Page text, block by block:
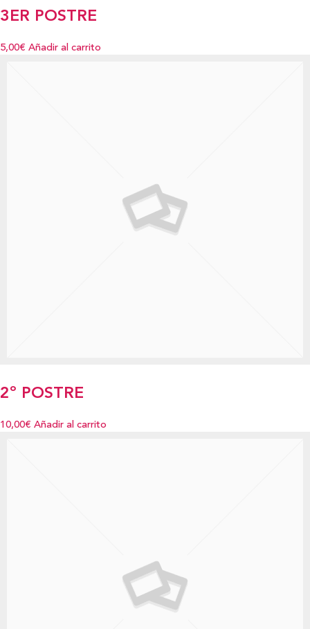
3ER POSTRE
5,00€ Añadir al carrito
2º POSTRE
10,00€ Añadir al carrito